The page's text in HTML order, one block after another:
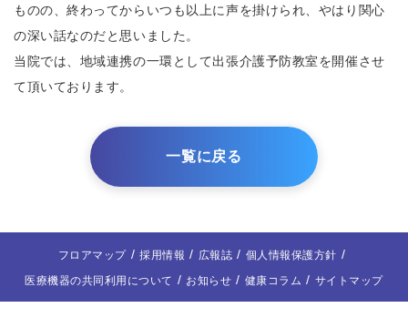
ものの、終わってからいつも以上に声を掛けられ、やはり関心
の深い話なのだと思いました。
当院では、地域連携の一環として出張介護予防教室を開催させ
て頂いております。
一覧に戻る
フロアマップ 採用情報 広報誌
個人情報保護方針
医療機器の共同利用について
お知らせ 健康コラム サイトマップ